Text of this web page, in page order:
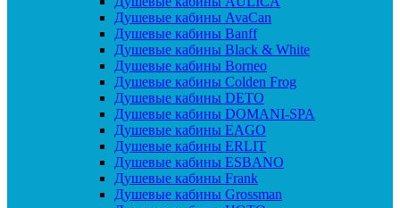
Душевые кабины AvaCan
Душевые кабины Banff
Душевые кабины Black & White
Душевые кабины Borneo
Душевые кабины Colden Frog
Душевые кабины DETO
Душевые кабины DOMANI-SPA
Душевые кабины EAGO
Душевые кабины ERLIT
Душевые кабины ESBANO
Душевые кабины Frank
Душевые кабины Grossman